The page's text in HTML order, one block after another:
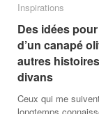
Inspirations
Des idées pour
d’un canapé
autres
divans
Ceux qui me
Inspirations
Des idées pour
d’un canapé
autres
divans